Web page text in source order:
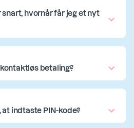
hvornår får jeg et nyt
betaling?
indtaste PIN-kode?